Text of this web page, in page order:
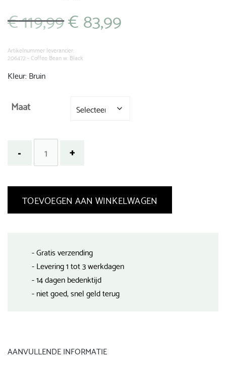
€119,99 Oorspronkelijke
prijs
€ 119,99.
€83,99
Artikelnummer leverancier:
206472 - Coffee Bean w. Black
Kleur: Bruin
Maat
TOEVOEGEN AAN WINKELWAGEN
- Gratis verzending
- Levering 1 tot 3 werkdagen
- 14 dagen bedenktijd
- niet goed, snel geld terug
AANVULLENDE INFORMATIE